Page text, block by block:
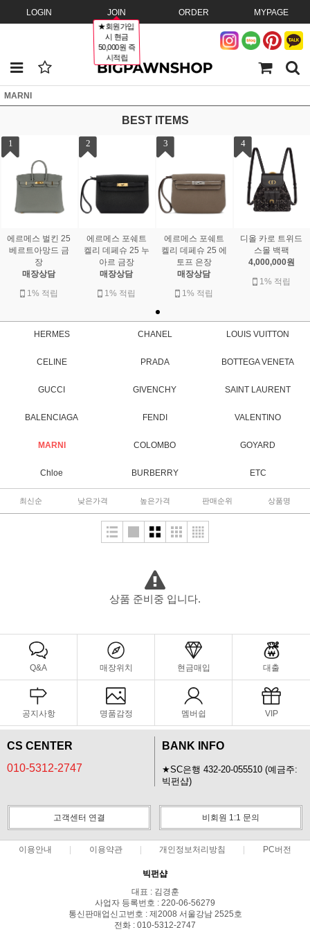
LOGIN JOIN
★회원가입
시 현금
50,000원 즉
시적립
ORDER MYPAGE
MARNI
BEST ITEMS
1
에르메스 벌킨 25
베르트아망드 금
장
매장상담
1% 적립
2
에르메스 포쉐트
켈리 데페슈 25 누
아르 금장
매장상담
1% 적립
3
에르메스 포쉐트
켈리 데페슈 25 에
토프 은장
매장상담
1% 적립
4
디올 카로 트위드
스몰 백팩
4,000,000원
1% 적립
HERMES CHANEL LOUIS VUITTON
CELINE PRADA BOTTEGA VENETA
GUCCI GIVENCHY SAINT LAURENT
BALENCIAGA FENDI VALENTINO
MARNI COLOMBO GOYARD
Chloe BURBERRY ETC
최신순 낮은가격 높은가격 판매순위 상품명
상품 준비중 입니다.
Q&A 매장위치 현금매입 대출
공지사항 명품감정 멤버쉽 VIP
CS CENTER
010-5312-2747
BANK INFO
★SC은행 432-20-055510 (예금주:
빅펀샵)
고객센터 연결 비회원 1:1 문의
이용안내 이용약관 개인정보처리방침 PC버전
빅펀샵
대표 : 김경훈
사업자 등록번호 : 220-06-56279
통신판매업신고번호 : 제2008 서울강남 2525호
전화 : 010-5312-2747